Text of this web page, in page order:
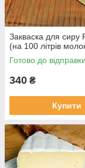
Закваска для сиру
(на 100 літрів
Готово до відправки
340 ₴
Купити